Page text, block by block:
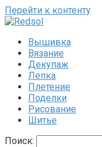
Перейти к контенту
Вышивка
Вязание
Декупаж
Лепка
Плетение
Поделки
Рисование
Шитье
Поиск: